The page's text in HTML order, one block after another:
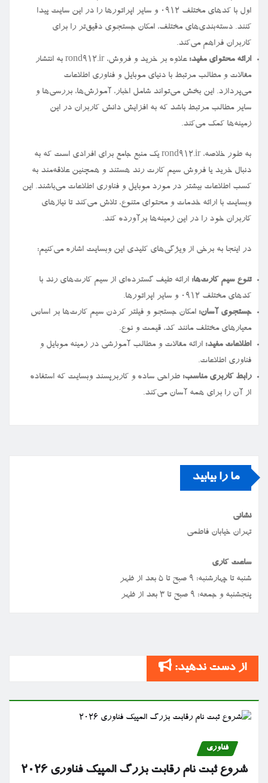
اول با کدهای مختلف ۰۹۱۲ و سایر اپراتورها را در این سایت پیدا
کنند. دسته‌بندی‌های مختلف، امکان جستجوی دقیق‌تر را برای
کاربران فراهم می‌کند.
ارائه محتوای مفید:
علاوه بر خرید و فروش، rond912.ir به انتشار
مقالات و مطالب مرتبط با دنیای موبایل و فناوری اطلاعات
می‌پردازد. این بخش می‌تواند شامل اخبار، آموزش‌ها، بررسی‌ها و
سایر مطالب مرتبط باشد که به افزایش دانش کاربران در این
زمینه‌ها کمک می‌کند.
به طور خلاصه، rond912.ir یک منبع جامع برای افرادی است که به
دنبال خرید یا فروش سیم کارت رند هستند و همچنین علاقه‌مند به
کسب اطلاعات بیشتر در مورد موبایل و فناوری اطلاعات می‌باشند. این
وبسایت با ارائه خدمات و محتوای متنوع، تلاش می‌کند تا نیازهای
کاربران خود را در این زمینه‌ها برآورده کند.
در اینجا به برخی از ویژگی‌های کلیدی این وبسایت اشاره می‌کنیم:
تنوع سیم کارت‌ها: ارائه طیف گسترده‌ای از سیم کارت‌های رند با
کدهای مختلف ۰۹۱۲ و سایر اپراتورها.
جستجوی آسان: امکان جستجو و فیلتر کردن سیم کارت‌ها بر اساس
معیارهای مختلف مانند کد، قیمت و نوع.
اطلاعات مفید: ارائه مقالات و مطالب آموزشی در زمینه موبایل و
فناوری اطلاعات.
رابط کاربری مناسب: طراحی ساده و کاربرپسند وبسایت که استفاده
از آن را برای همه آسان می‌کند.
ما را بیابید
نشانی
تهران خیابان فاطمی
ساعت کاری
شنبه تا چهارشنبه: ۹ صبح تا ۵ بعد از ظهر
پنجشنبه و جمعه: ۹ صبح تا ۳ بعد از ظهر
از دست ندهید:
فناوری
شروع ثبت نام رقابت بزرگ المپیک فناوری ۲۰۲۶